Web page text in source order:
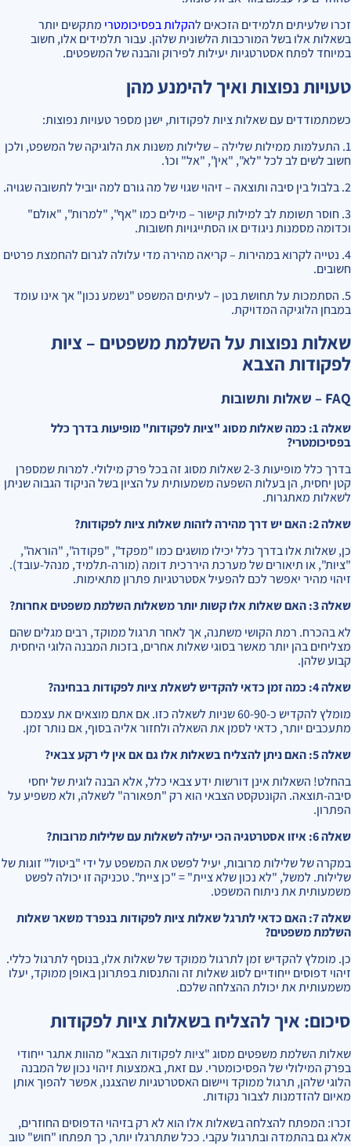
זכרו שלעיתים תלמידים הזכאים להקלות בפסיכומטרי מתקשים יותר
בשאלות אלו בשל המורכבות הלשונית שלהן. עבור תלמידים אלו, חשוב
במיוחד לפתח אסטרטגיות יעילות לפירוק והבנה של המשפטים.
טעויות נפוצות ואיך להימנע מהן
כשמתמודדים עם שאלות ציות לפקודות, ישנן מספר טעויות נפוצות:
1. התעלמות ממילות שלילה – שלילות משנות את הלוגיקה של המשפט, ולכן
חשוב לשים לב לכל "לא", "אין", "אל" וכו'.
2. בלבול בין סיבה ותוצאה – זיהוי שגוי של מה גורם למה יוביל לתשובה שגויה.
3. חוסר תשומת לב למילות קישור – מילים כמו "אף", "למרות", "אולם"
וכדומה מסמנות ניגודים או הסתייגויות חשובות.
4. נטייה לקרוא במהירות – קריאה מהירה מדי עלולה לגרום להחמצת פרטים
חשובים.
5. הסתמכות על תחושת בטן – לעיתים המשפט "נשמע נכון" אך אינו עומד
במבחן הלוגיקה המדויקת.
שאלות נפוצות על השלמת משפטים – ציות
לפקודות הצבא
FAQ – שאלות ותשובות
שאלה 1: כמה שאלות מסוג "ציות לפקודות" מופיעות בדרך כלל
בפסיכומטרי?
בדרך כלל מופיעות 2-3 שאלות מסוג זה בכל פרק מילולי. למרות שמספרן
קטן יחסית, הן בעלות השפעה משמעותית על הציון בשל הניקוד הגבוה שניתן
לשאלות מאתגרות.
שאלה 2: האם יש דרך מהירה לזהות שאלות ציות לפקודות?
כן, שאלות אלו בדרך כלל יכילו מושגים כמו "מפקד", "פקודה", "הוראה",
"ציות", או תיאורים של מערכת היררכית דומה (מורה-תלמיד, מנהל-עובד).
זיהוי מהיר יאפשר לכם להפעיל אסטרטגיות פתרון מתאימות.
שאלה 3: האם שאלות אלו קשות יותר משאלות השלמת משפטים אחרות?
לא בהכרח. רמת הקושי משתנה, אך לאחר תרגול ממוקד, רבים מגלים שהם
מצליחים בהן יותר מאשר בסוגי שאלות אחרים, בזכות המבנה הלוגי היחסית
קבוע שלהן.
שאלה 4: כמה זמן כדאי להקדיש לשאלת ציות לפקודות בבחינה?
מומלץ להקדיש כ-60-90 שניות לשאלה כזו. אם אתם מוצאים את עצמכם
מתעכבים יותר, כדאי לסמן את השאלה ולחזור אליה בסוף, אם נותר זמן.
שאלה 5: האם ניתן להצליח בשאלות אלו גם אם אין לי רקע צבאי?
בהחלט! השאלות אינן דורשות ידע צבאי כלל, אלא הבנה לוגית של יחסי
סיבה-תוצאה. הקונטקסט הצבאי הוא רק "תפאורה" לשאלה, ולא משפיע על
הפתרון.
שאלה 6: איזו אסטרטגיה הכי יעילה לשאלות עם שלילות מרובות?
במקרה של שלילות מרובות, יעיל לפשט את המשפט על ידי "ביטול" זוגות של
שלילות. למשל, "לא נכון שלא ציית" = "כן ציית". טכניקה זו יכולה לפשט
משמעותית את ניתוח המשפט.
שאלה 7: האם כדאי לתרגל שאלות ציות לפקודות בנפרד משאר שאלות
השלמת משפטים?
כן. מומלץ להקדיש זמן לתרגול ממוקד של שאלות אלו, בנוסף לתרגול כללי.
זיהוי דפוסים ייחודיים לסוג שאלות זה והתנסות בפתרונן באופן ממוקד, יעלו
משמעותית את יכולת ההצלחה שלכם.
סיכום: איך להצליח בשאלות ציות לפקודות
שאלות השלמת משפטים מסוג "ציות לפקודות הצבא" מהוות אתגר ייחודי
בפרק המילולי של הפסיכומטרי. עם זאת, באמצעות זיהוי נכון של המבנה
הלוגי שלהן, תרגול ממוקד ויישום האסטרטגיות שהצגנו, אפשר להפוך אותן
מאיום להזדמנות לצבור נקודות.
זכרו: המפתח להצלחה בשאלות אלו הוא לא רק בזיהוי הדפוסים החוזרים,
אלא גם בהתמדה ובתרגול עקבי. ככל שתתרגלו יותר, כך תפתחו "חוש" טוב